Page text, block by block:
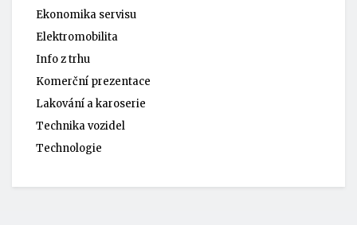
Ekonomika servisu
Elektromobilita
Info z trhu
Komerční prezentace
Lakování a karoserie
Technika vozidel
Technologie